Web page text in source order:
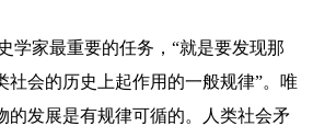
学家最重要的任务，“就是要发现那
社会的历史上起作用的一般规律”。唯
的发展是有规律可循的。人类社会矛